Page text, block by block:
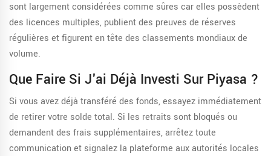
sont largement considérées comme sûres car elles possèdent
des licences multiples, publient des preuves de réserves
régulières et figurent en tête des classements mondiaux de
volume.
Que Faire Si J'ai Déjà Investi Sur Piyasa ?
Si vous avez déjà transféré des fonds, essayez immédiatement
de retirer votre solde total. Si les retraits sont bloqués ou
demandent des frais supplémentaires, arrêtez toute
communication et signalez la plateforme aux autorités locales